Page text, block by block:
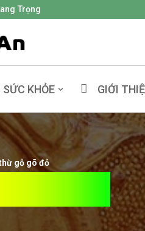
Trọng
KHỎE GIỚI
gỗ gõ đỏ